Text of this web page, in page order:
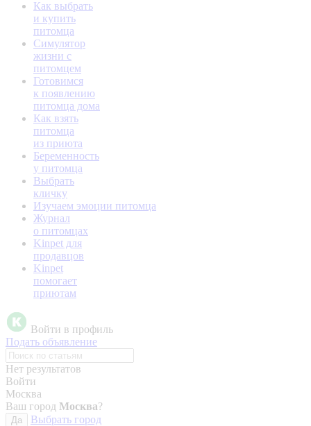
Как выбрать
и купить
питомца
Симулятор
жизни с
питомцем
Готовимся
к появлению
питомца дома
Как взять
питомца
из приюта
Беременность
у питомца
Выбрать
кличку
Изучаем эмоции питомца
Журнал
о питомцах
Kinpet для
продавцов
Kinpet
помогает
приютам
Войти в профиль
Подать объявление
Нет результатов
Войти
Москва
Ваш город Москва?
Да
Выбрать город